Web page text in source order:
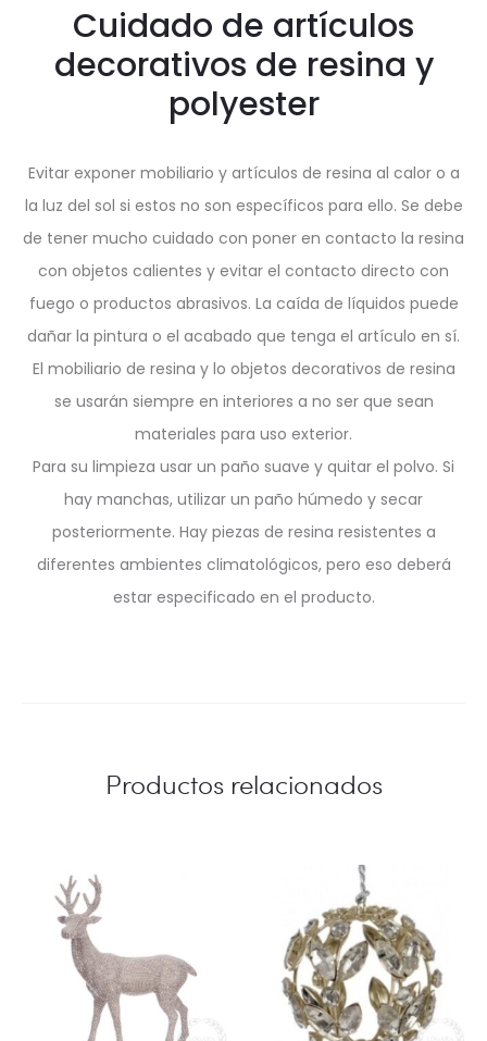
Cuidado de artículos
decorativos de resina y
polyester
Evitar exponer mobiliario y artículos de resina al calor o a
la luz del sol si estos no son específicos para ello. Se debe
de tener mucho cuidado con poner en contacto la resina
con objetos calientes y evitar el contacto directo con
fuego o productos abrasivos. La caída de líquidos puede
dañar la pintura o el acabado que tenga el artículo en sí.
El mobiliario de resina y lo objetos decorativos de resina
se usarán siempre en interiores a no ser que sean
materiales para uso exterior.
Para su limpieza usar un paño suave y quitar el polvo. Si
hay manchas, utilizar un paño húmedo y secar
posteriormente. Hay piezas de resina resistentes a
diferentes ambientes climatológicos, pero eso deberá
estar especificado en el producto.
Productos relacionados